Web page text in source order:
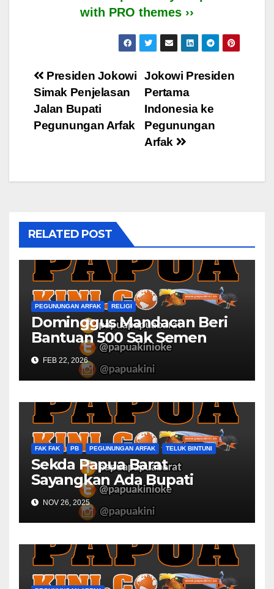
with PRO themes ››
Post
navigation
Jokowi Presiden
Pertama
Indonesia ke
Pegunungan
Arfak
Presiden Jokowi
Simak Penjelasan
Jalan Bupati
Pegunungan Arfak
RELATED POST
PEGUNUNGAN ARFAK RELIGI
Dominggus Mandacan Beri
Bantuan 500 Sak Semen
GPKAI Yerusalem Mbondidip
FEB 22, 2026
FAK FAK PB PEGUNUNGAN ARFAK TELUK BINTUNI
Sekda Papua Barat
Sayangkan Ada Bupati
Belum Sempat Hadir Rapat
Monev dan Asistensi APBD
2025
NOV 26, 2025